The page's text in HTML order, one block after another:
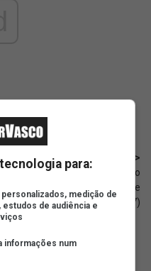
Próximo >
x Barracas Central: horário
e onde assistir ao jogo de hoje
(27)
para:
medição de
de audiência e
informações num